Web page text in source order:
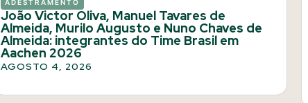
ADESTRAMENTO
João Victor Oliva, Manuel Tavares de
Almeida, Murilo Augusto e Nuno Chaves de
Almeida: integrantes do Time Brasil em
Aachen 2026
AGOSTO 4, 2026